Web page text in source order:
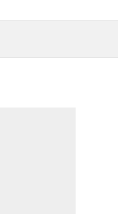
bitki örtüsünü temizlemek için
ile Güçlü